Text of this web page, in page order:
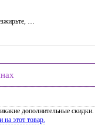
…
дополнительные скидки.
этот товар.